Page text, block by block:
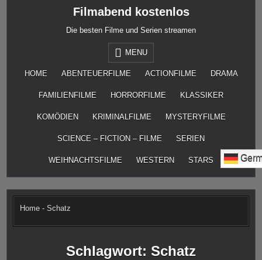
Filmabend kostenlos
Die besten Filme und Serien streamen
MENU
HOME ABENTEUERFILME ACTIONFILME DRAMA
FAMILIENFILME HORRORFILME KLASSIKER
KOMÖDIEN KRIMINALFILME MYSTERYFILME
SCIENCE – FICTION – FILME SERIEN
WEIHNACHTSFILME WESTERN STARS
Home -Schatz
Schlagwort: Schatz